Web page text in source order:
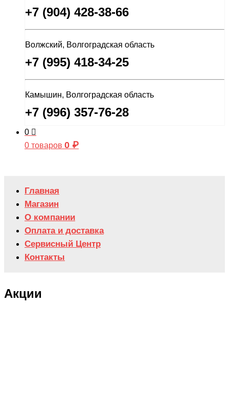
+7 (904) 428-38-66
Волжский, Волгоградская область
+7 (995) 418-34-25
Камышин, Волгоградская область
+7 (996) 357-76-28
0
0 товаров 0 ₽
Главная
Магазин
О компании
Оплата и доставка
Сервисный Центр
Контакты
Акции